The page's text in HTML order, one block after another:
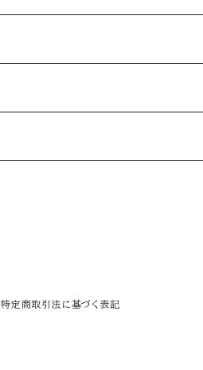
特定商取引法に基づく表記